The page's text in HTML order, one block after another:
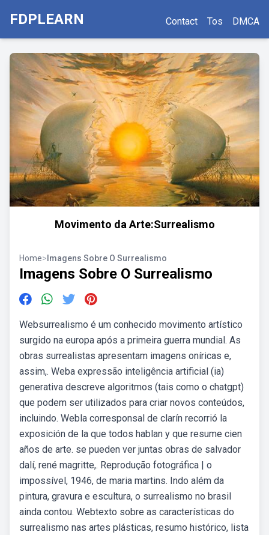
FDPLEARN Contact Tos DMCA
Movimento da Arte:Surrealismo
Home> Imagens Sobre O Surrealismo
Imagens Sobre O Surrealismo
Websurrealismo é um conhecido movimento artístico
surgido na europa após a primeira guerra mundial. As
obras surrealistas apresentam imagens oníricas e,
assim,. Weba expressão inteligência artificial (ia)
generativa descreve algoritmos (tais como o chatgpt)
que podem ser utilizados para criar novos conteúdos,
incluindo. Webla corresponsal de clarín recorrió la
exposición de la que todos hablan y que resume cien
años de arte. se pueden ver juntas obras de salvador
dalí, rené magritte,. Reprodução fotográfica | o
impossível, 1946, de maria martins. Indo além da
pintura, gravura e escultura, o surrealismo no brasil
ainda contou. Webtexto sobre as características do
surrealismo nas artes plásticas, resumo histórico, lista